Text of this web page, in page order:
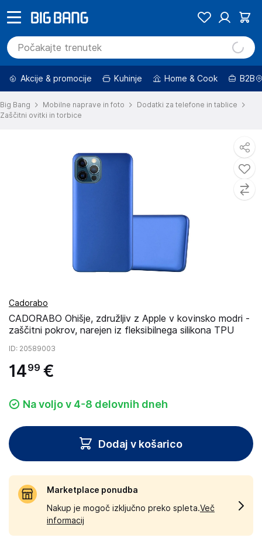
Akcije & promocije Kuhinje Home & Cook B2B
Big Bang Mobilne naprave in foto
Dodatki za telefone in tablice
Zaščitni ovitki in torbice
Cadorabo
CADORABO Ohišje, združljiv z Apple v kovinsko modri -
zaščitni pokrov, narejen iz fleksibilnega silikona TPU
ID: 20589003
1499 €
Na voljo v 4-8 delovnih dneh
Dodaj v košarico
Marketplace ponudba
Nakup je mogoč izključno preko spleta.Več
informacij